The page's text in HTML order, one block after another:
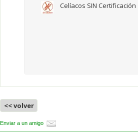
Celíacos SIN Certificación
<< volver
Enviar a un amigo